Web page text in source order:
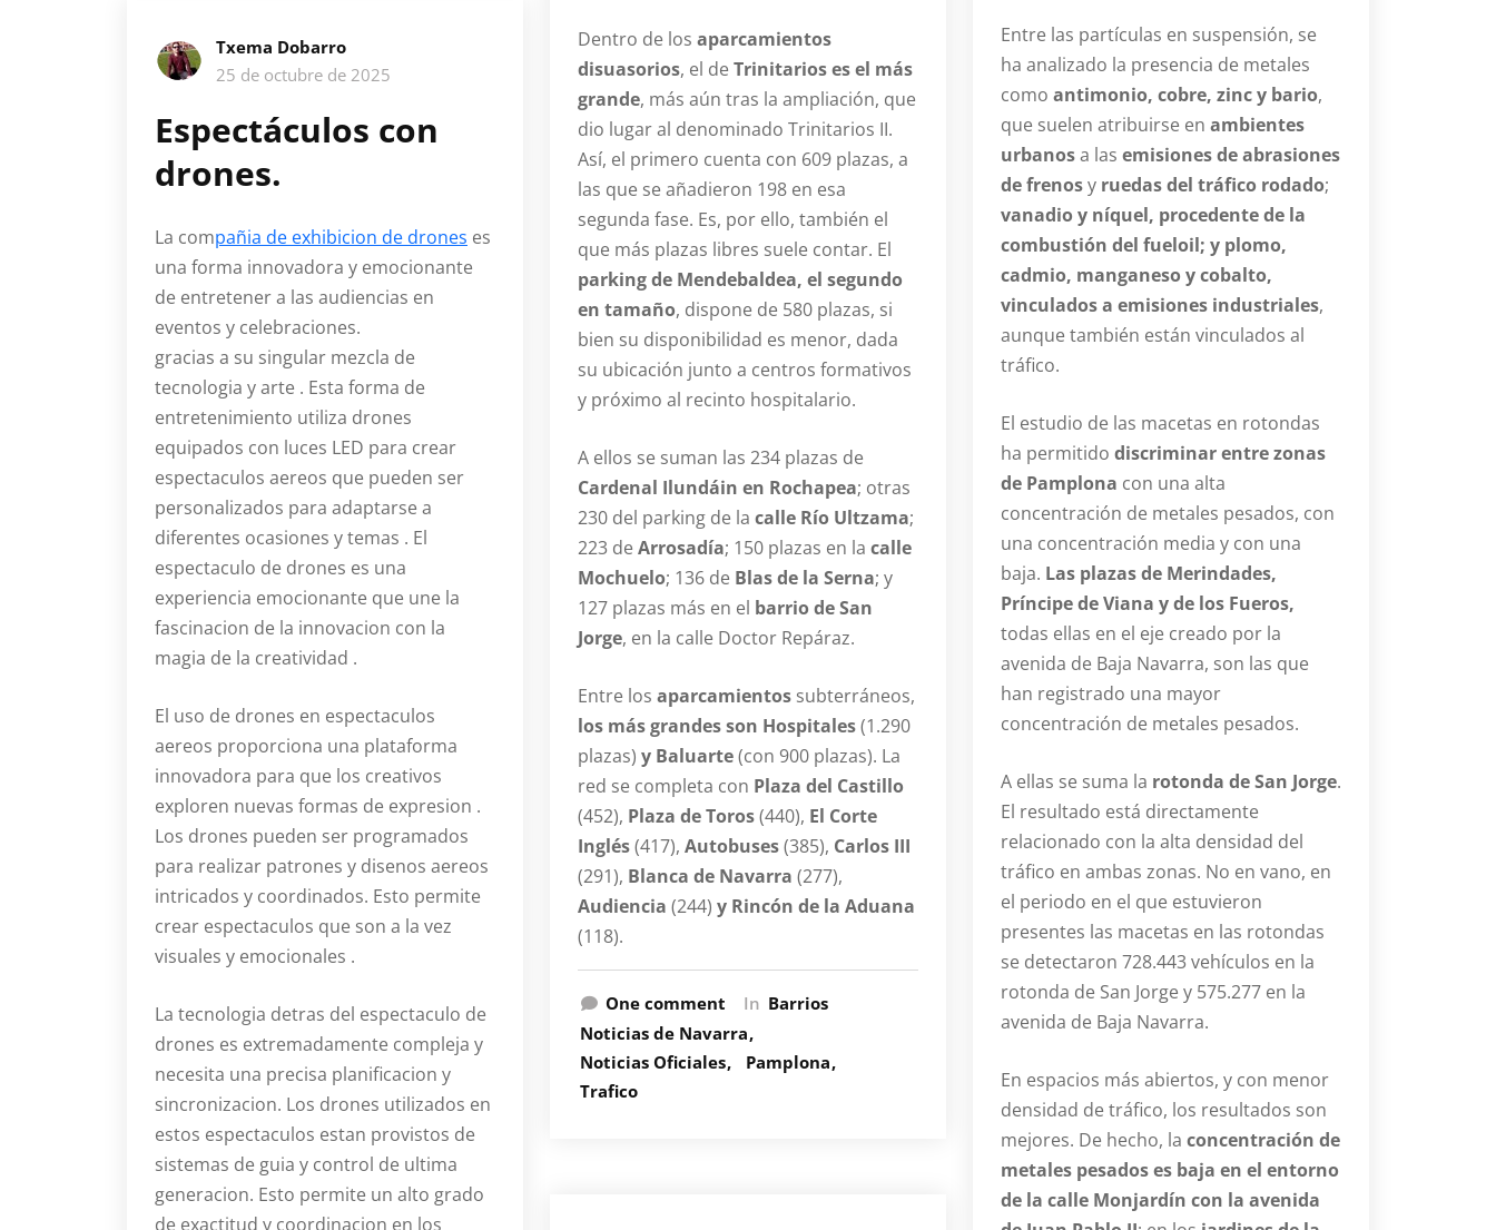
Txema Dobarro
25 de octubre de 2025
Espectáculos con
drones.
La compañia de exhibicion de drones es
una forma innovadora y emocionante
de entretener a las audiencias en
eventos y celebraciones.
gracias a su singular mezcla de
tecnologia y arte . Esta forma de
entretenimiento utiliza drones
equipados con luces LED para crear
espectaculos aereos que pueden ser
personalizados para adaptarse a
diferentes ocasiones y temas . El
espectaculo de drones es una
experiencia emocionante que une la
fascinacion de la innovacion con la
magia de la creatividad .
El uso de drones en espectaculos
aereos proporciona una plataforma
innovadora para que los creativos
exploren nuevas formas de expresion .
Los drones pueden ser programados
para realizar patrones y disenos aereos
intricados y coordinados. Esto permite
crear espectaculos que son a la vez
visuales y emocionales .
La tecnologia detras del espectaculo de
drones es extremadamente compleja y
necesita una precisa planificacion y
sincronizacion. Los drones utilizados en
estos espectaculos estan provistos de
sistemas de guia y control de ultima
generacion. Esto permite un alto grado
de exactitud y coordinacion en los
Dentro de los aparcamientos
disuasorios, el de Trinitarios es el más
grande, más aún tras la ampliación, que
dio lugar al denominado Trinitarios II.
Así, el primero cuenta con 609 plazas, a
las que se añadieron 198 en esa
segunda fase. Es, por ello, también el
que más plazas libres suele contar. El
parking de Mendebaldea, el segundo
en tamaño, dispone de 580 plazas, si
bien su disponibilidad es menor, dada
su ubicación junto a centros formativos
y próximo al recinto hospitalario.
A ellos se suman las 234 plazas de
Cardenal Ilundáin en Rochapea; otras
230 del parking de la calle Río Ultzama;
223 de Arrosadía; 150 plazas en la calle
Mochuelo; 136 de Blas de la Serna; y
127 plazas más en el barrio de San
Jorge, en la calle Doctor Repáraz.
Entre los aparcamientos subterráneos,
los más grandes son Hospitales(1.290
plazas) y Baluarte(con 900 plazas). La
red se completa con Plaza del Castillo
(452), Plaza de Toros(440), El Corte
Inglés(417), Autobuses(385), Carlos III
(291), Blanca de Navarra (277),
Audiencia (244) y Rincón de la Aduana
(118).
One comment In Barrios
Noticias de Navarra
Noticias Oficiales
Pamplona
Trafico
Entre las partículas en suspensión, se
ha analizado la presencia de metales
como antimonio, cobre, zinc y bario,
que suelen atribuirse en ambientes
urbanosa las emisiones de abrasiones
de frenosy ruedas del tráfico rodado;
vanadio y níquel, procedente de la
combustión del fueloil; y plomo,
cadmio, manganeso y cobalto,
vinculados a emisiones industriales,
aunque también están vinculados al
tráfico.
El estudio de las macetas en rotondas
ha permitido discriminar entre zonas
de Pamplona con una alta
concentración de metales pesados, con
una concentración media y con una
baja. Las plazas de Merindades,
Príncipe de Viana y de los Fueros,
todas ellas en el eje creado por la
avenida de Baja Navarra, son las que
han registrado una mayor
concentración de metales pesados.
A ellas se suma la rotonda de San Jorge.
El resultado está directamente
relacionado con la alta densidad del
tráfico en ambas zonas. No en vano, en
el periodo en el que estuvieron
presentes las macetas en las rotondas
se detectaron 728.443 vehículos en la
rotonda de San Jorge y 575.277 en la
avenida de Baja Navarra.
En espacios más abiertos, y con menor
densidad de tráfico, los resultados son
mejores. De hecho, la concentración de
metales pesados es baja en el entorno
de la calle Monjardín con la avenida